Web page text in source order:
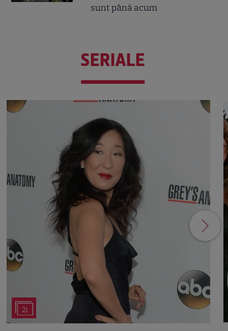
sunt până acum
SERIALE
21